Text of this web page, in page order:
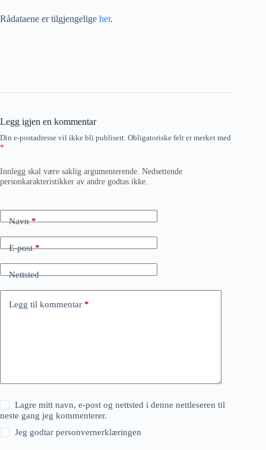
Rådataene er tilgjengelige her.
Legg igjen en kommentar
Din e-postadresse vil ikke bli publisert. Obligatoriske felt er merket med
*
Innlegg skal være saklig argumenterende. Nedsettende
personkarakteristikker av andre godtas ikke.
Navn*
E-post*
Nettsted
Legg til kommentar *
Lagre mitt navn, e-post og nettsted i denne nettleseren til
neste gang jeg kommenterer.
Jeg godtarpersonvernerklæringen